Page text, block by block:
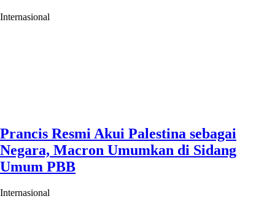
Internasional
Prancis Resmi Akui Palestina sebagai
Negara, Macron Umumkan di Sidang
Umum PBB
Internasional